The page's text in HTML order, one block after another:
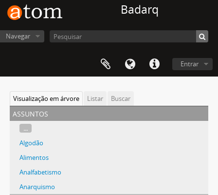
Badarq
Navegar
Entrar
Visualização em árvore Listar Buscar
assuntos
...
Algodão
Alimentos
Analfabetismo
Anarquismo